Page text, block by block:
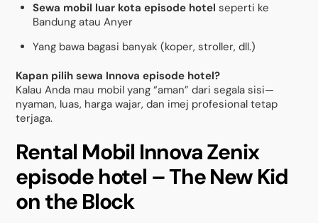
Sewa mobil luar kota episode hotel seperti ke
Bandung atau Anyer
Yang bawa bagasi banyak (koper, stroller, dll.)
Kapan pilih sewa Innova episode hotel?
Kalau Anda mau mobil yang “aman” dari segala sisi—
nyaman, luas, harga wajar, dan imej profesional tetap
terjaga.
Rental Mobil Innova Zenix
episode hotel – The New Kid
on the Block